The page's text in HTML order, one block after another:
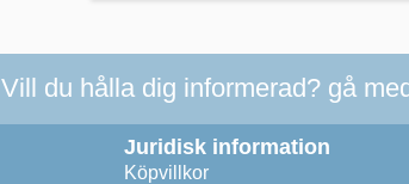
Vill du hålla dig informerad? gå
Juridisk information
Köpvillkor